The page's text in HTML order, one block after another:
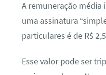
A remuneração média
uma assinatura
particulares é de R$
Esse valor pode ser